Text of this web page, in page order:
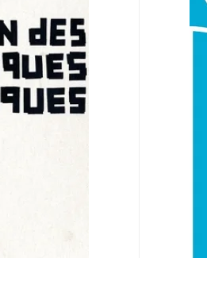
trentaine
lesquelles
à la
publics